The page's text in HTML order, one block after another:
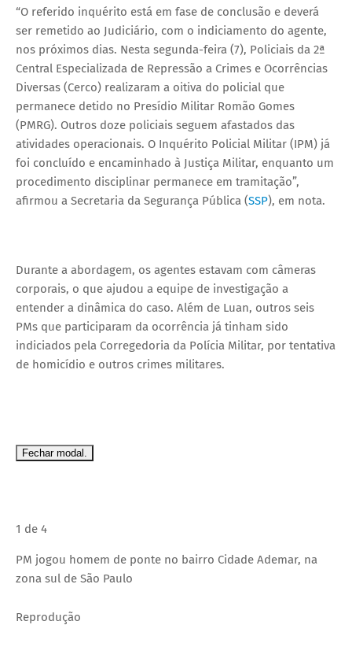
“O referido inquérito está em fase de conclusão e deverá
ser remetido ao Judiciário, com o indiciamento do agente,
nos próximos dias. Nesta segunda-feira (7), Policiais da 2ª
Central Especializada de Repressão a Crimes e Ocorrências
Diversas (Cerco) realizaram a oitiva do policial que
permanece detido no Presídio Militar Romão Gomes
(PMRG). Outros doze policiais seguem afastados das
atividades operacionais. O Inquérito Policial Militar (IPM) já
foi concluído e encaminhado à Justiça Militar, enquanto um
procedimento disciplinar permanece em tramitação”,
afirmou a Secretaria da Segurança Pública (SSP), em nota.
Durante a abordagem, os agentes estavam com câmeras
corporais, o que ajudou a equipe de investigação a
entender a dinâmica do caso. Além de Luan, outros seis
PMs que participaram da ocorrência já tinham sido
indiciados pela Corregedoria da Polícia Militar, por tentativa
de homicídio e outros crimes militares.
Fechar modal.
1 de 4
PM jogou homem de ponte no bairro Cidade Ademar, na
zona sul de São Paulo
Reprodução